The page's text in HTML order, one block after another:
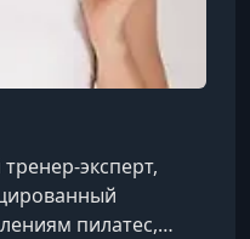
эксперт,
пилатес,